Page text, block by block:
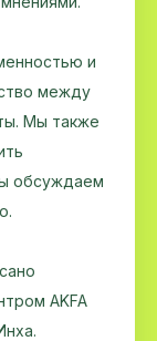
и
между
Мы также
обсуждаем
AKFA